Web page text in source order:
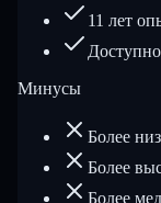
11 лет
Минусы
Более
Более
Более